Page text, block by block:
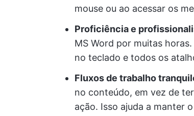
mouse ou ao acessar os
Proficiência e
MS Word por muitas
no teclado e todos os
Fluxos de trabalho
no conteúdo, em vez de
ação. Isso ajuda a manter